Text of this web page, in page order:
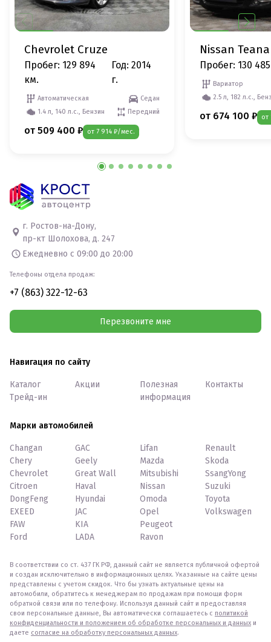
Chevrolet Cruze
Пробег: 129 894
км.
Год: 2014
г.
Автоматическая
Седан
1.4 л, 140 л.с., Бензин
Передний
от 509 400 ₽ от 7 914 ₽/мес.
Nissan Teana
Пробег: 130
Вариатор
2.5 л, 182 л.с.,
от 674 100 ₽ от
г. Ростов-на-Дону,
пр-кт Шолохова, д. 247
Ежедневно с 09:00 до 20:00
Телефоны отдела продаж:
+7 (863) 322-12-63
Перезвоните мне
Навигация по сайту
Каталог
Трейд-ин
Акции
Полезная
информация
Контакты
Марки автомобилей
Changan
Chery
Chevrolet
Citroen
DongFeng
EXEED
FAW
Ford
GAC
Geely
Great Wall
Haval
Hyundai
JAC
KIA
LADA
Lifan
Mazda
Mitsubishi
Nissan
Omoda
Opel
Peugeot
Ravon
Renault
Skoda
SsangYong
Suzuki
Toyota
Volkswagen
В соответствии со ст. 437 ГК РФ, данный сайт не является публичной офертой
и создан исключительно в информационных целях. Указанные на сайте цены
представлены с учетом скидок. Что бы узнать актуальные цены на
автомобили, обратитесь к менеджерам по продажам при помощи форм
обратной связи или по телефону. Используя данный сайт и предоставляя
свои персональные данные, Вы автоматически соглашаетесь с политикой
конфиденциальности и положением об обработке персональных и данных и
даете согласие на обработку персональных данных.